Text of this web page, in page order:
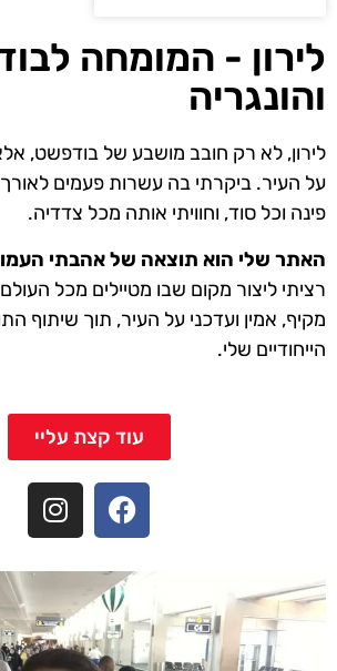
לירון - המומחה
והונגריה
לירון, לא רק חובב מושבע של בודפשט,
על העיר. ביקרתי בה עשרות פעמים
פינה וכל סוד, וחוויתי אותה מכל צדדיה.
האתר שלי הוא תוצאה של אהבתי
רציתי ליצור מקום שבו מטיילים מכל
מקיף, אמין ועדכני על העיר, תוך שיתוף
הייחודיים שלי.
עוד קצת עליי